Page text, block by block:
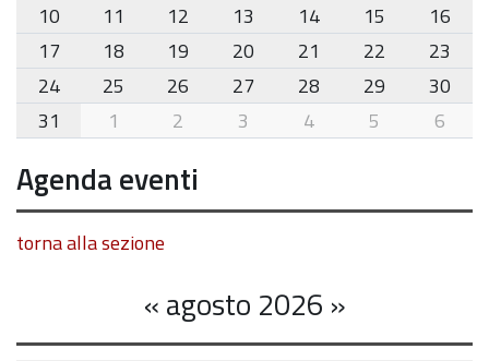
10
11 12 13 14 15
16
17
18 19 20 21 22
23
24
25 26 27 28 29
30
31
1 2 3 4 5 6
Agenda eventi
torna alla sezione
«agosto 2026 »